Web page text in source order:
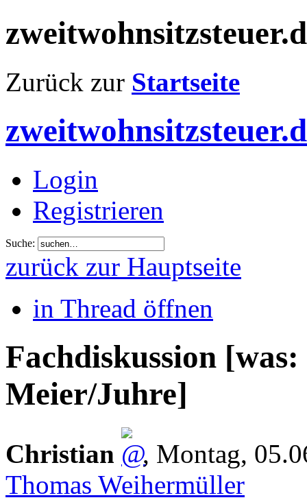
Zurück zur Startseite
Login
Registrieren
Suche:
zurück zur Hauptseite
in Thread öffnen
Fachdiskussion
Meier/Juhre]
Christian , Montag,
Thomas Weihermüller